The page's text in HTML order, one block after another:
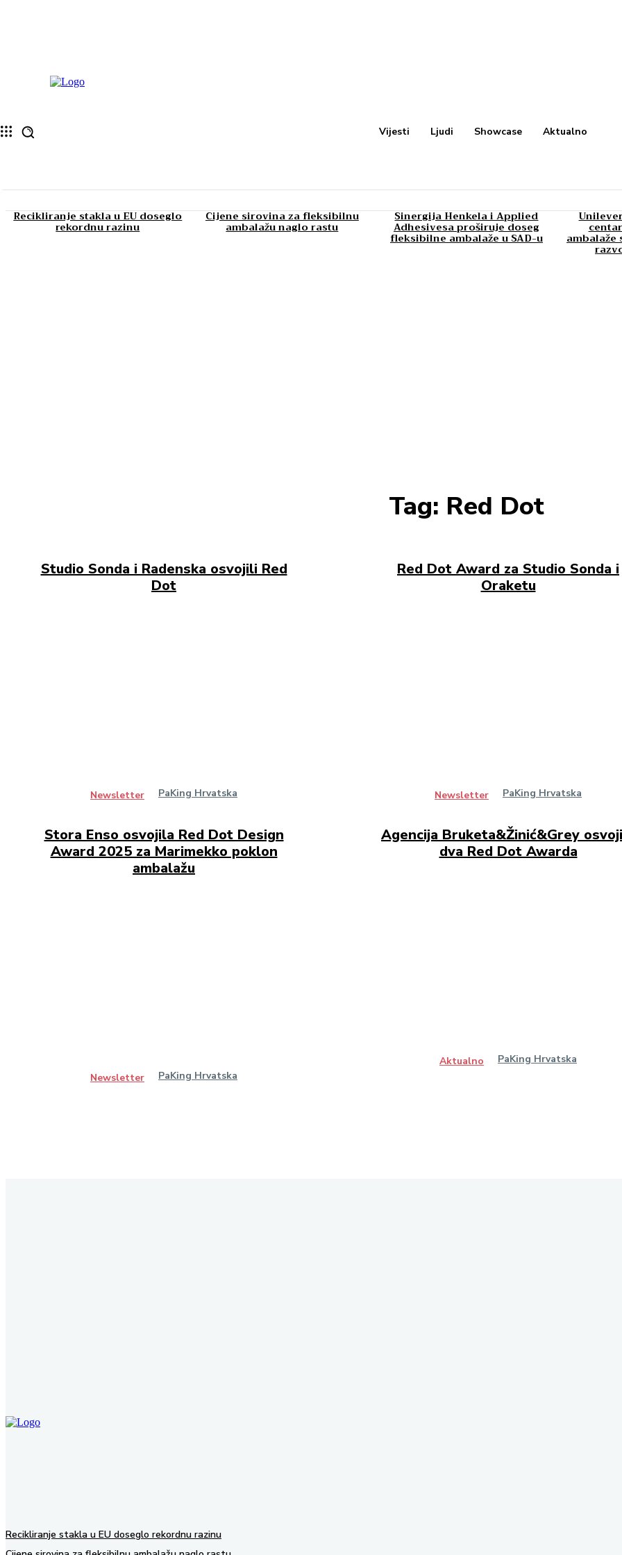
Vijesti Ljudi Showcase Aktualno
Recikliranje stakla u EU doseglo
rekordnu razinu
Cijene sirovina za fleksibilnu
ambalažu naglo rastu
Sinergija Henkela i Applied
Adhesivesa proširuje doseg
fleksibilne ambalaže u SAD-u ambalaže
Tag: Red Dot
Studio Sonda i Radenska osvojili Red
Dot
Newsletter PaKing Hrvatska
Red Dot Award za Studio Sonda i
Oraketu
Newsletter PaKing Hrvatska
Stora Enso osvojila Red Dot Design
Award 2025 za Marimekko poklon
ambalažu
Newsletter PaKing Hrvatska
Agencija Bruketa&Žinić&Grey
dva Red Dot Awarda
Aktualno PaKing Hrvatska
Recikliranje stakla u EU doseglo rekordnu razinu